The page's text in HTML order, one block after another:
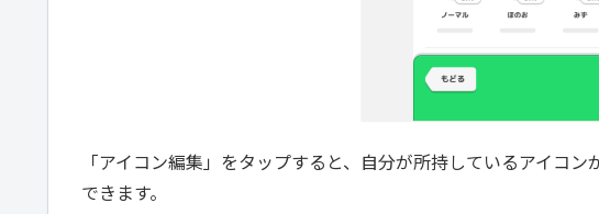
「アイコン編集」をタップすると、自分が所持しているアイコ
できます。